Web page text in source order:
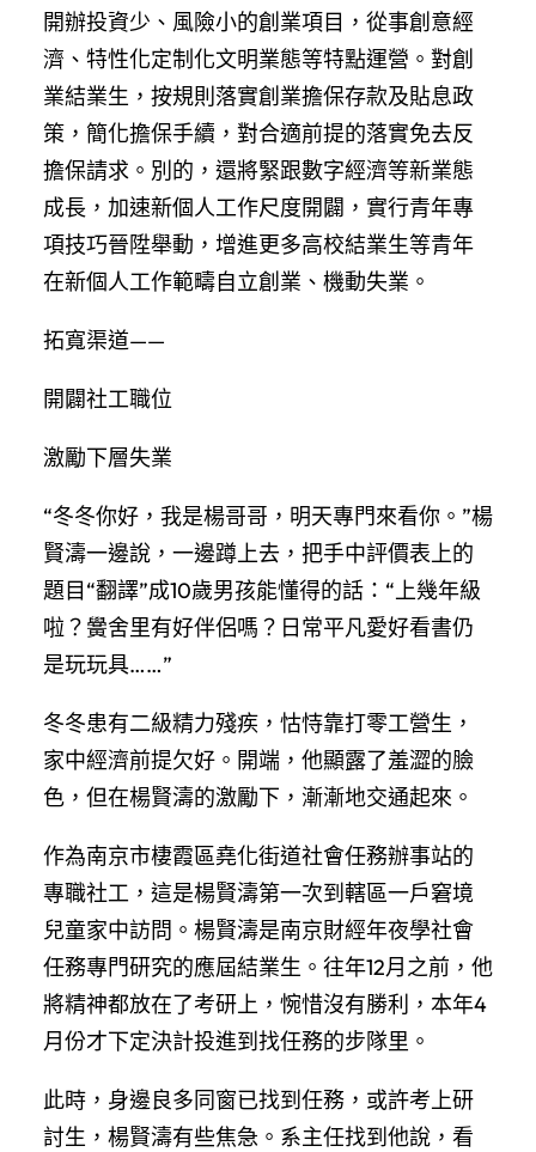
開辦投資少、風險小的創業項目，從事創意經
濟、特性化定制化文明業態等特點運營。對創
業結業生，按規則落實創業擔保存款及貼息政
策，簡化擔保手續，對合適前提的落實免去反
擔保請求。別的，還將緊跟數字經濟等新業態
成長，加速新個人工作尺度開闢，實行青年專
項技巧晉陞舉動，增進更多高校結業生等青年
在新個人工作範疇自立創業、機動失業。
拓寬渠道——
開闢社工職位
激勵下層失業
“冬冬你好，我是楊哥哥，明天專門來看你。”楊
賢濤一邊說，一邊蹲上去，把手中評價表上的
題目“翻譯”成10歲男孩能懂得的話：“上幾年級
啦？黌舍里有好伴侶嗎？日常平凡愛好看書仍
是玩玩具……”
冬冬患有二級精力殘疾，怙恃靠打零工營生，
家中經濟前提欠好。開端，他顯露了羞澀的臉
色，但在楊賢濤的激勵下，漸漸地交通起來。
作為南京市棲霞區堯化街道社會任務辦事站的
專職社工，這是楊賢濤第一次到轄區一戶窘境
兒童家中訪問。楊賢濤是南京財經年夜學社會
任務專門研究的應屆結業生。往年12月之前，他
將精神都放在了考研上，惋惜沒有勝利，本年4
月份才下定決計投進到找任務的步隊里。
此時，身邊良多同窗已找到任務，或許考上研
討生，楊賢濤有些焦急。系主任找到他說，看